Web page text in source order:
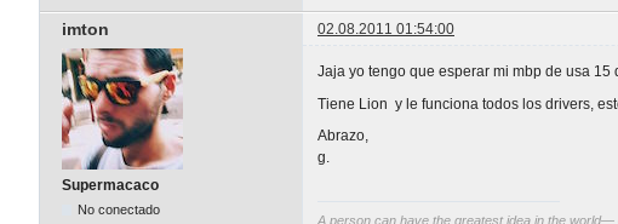
imton 02.08.2011 01:54:00
Supermacaco
No conectado
Jaja yo tengo que esperar mi mbp de usa
Tiene Lion y le funciona todos los drivers,
Abrazo,
g.
A person can have the greatest idea in the